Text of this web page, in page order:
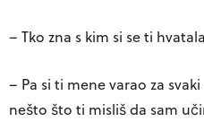
– Tko zna s kim si se ti
– Pa si ti mene varao za
nešto što ti misliš da sam